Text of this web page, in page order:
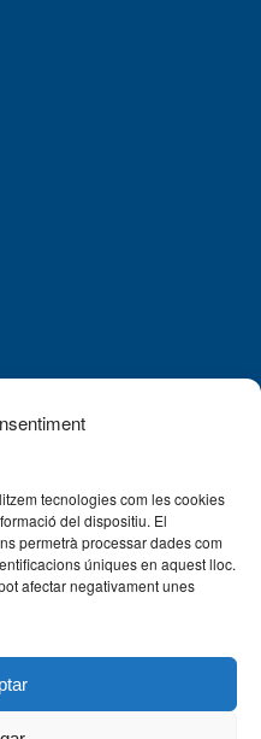
tecnologies com les cookies
del dispositiu. El
permetrà processar dades com
úniques en aquest lloc.
afectar negativament unes
i reemborsaments
de la història del BAM!